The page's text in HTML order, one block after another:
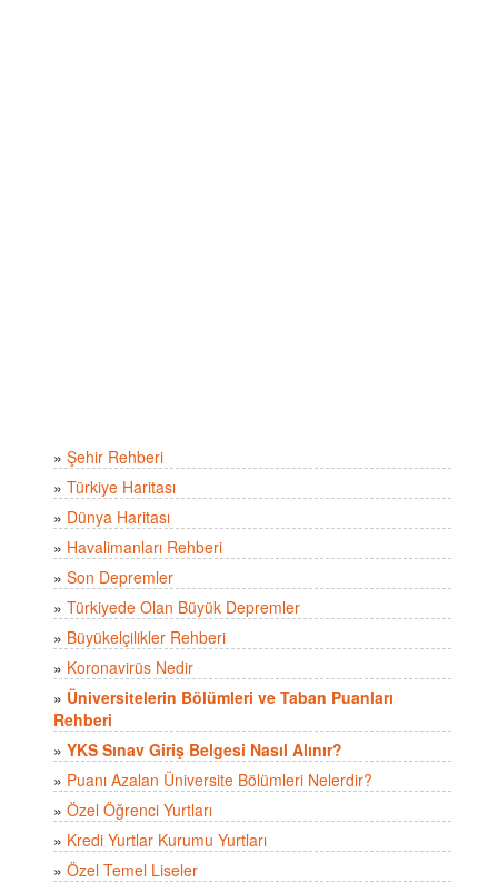
» Şehir Rehberi
» Türkiye Haritası
» Dünya Haritası
» Havalimanları Rehberi
» Son Depremler
» Türkiyede Olan Büyük Depremler
» Büyükelçilikler Rehberi
» Koronavirüs Nedir
» Üniversitelerin Bölümleri ve Taban Puanları
Rehberi
» YKS Sınav Giriş Belgesi Nasıl Alınır?
» Puanı Azalan Üniversite Bölümleri Nelerdir?
» Özel Öğrenci Yurtları
» Kredi Yurtlar Kurumu Yurtları
» Özel Temel Liseler